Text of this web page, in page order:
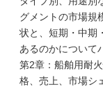
グメントの市場規
状と、短期・中期
あるのかについて
第2章：船舶用耐
格、売上、市場シ